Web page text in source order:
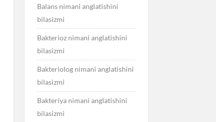
Balans nimani anglatishini
bilasizmi
Bakterioz nimani anglatishini
bilasizmi
Bakteriolog nimani anglatishini
bilasizmi
Bakteriya nimani anglatishini
bilasizmi